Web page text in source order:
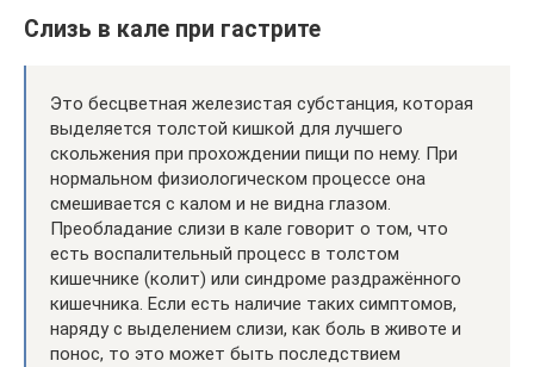
Слизь в кале при гастрите
Это бесцветная железистая субстанция, которая
выделяется толстой кишкой для лучшего
скольжения при прохождении пищи по нему. При
нормальном физиологическом процессе она
смешивается с калом и не видна глазом.
Преобладание слизи в кале говорит о том, что
есть воспалительный процесс в толстом
кишечнике (колит) или синдроме раздражённого
кишечника. Если есть наличие таких симптомов,
наряду с выделением слизи, как боль в животе и
понос, то это может быть последствием